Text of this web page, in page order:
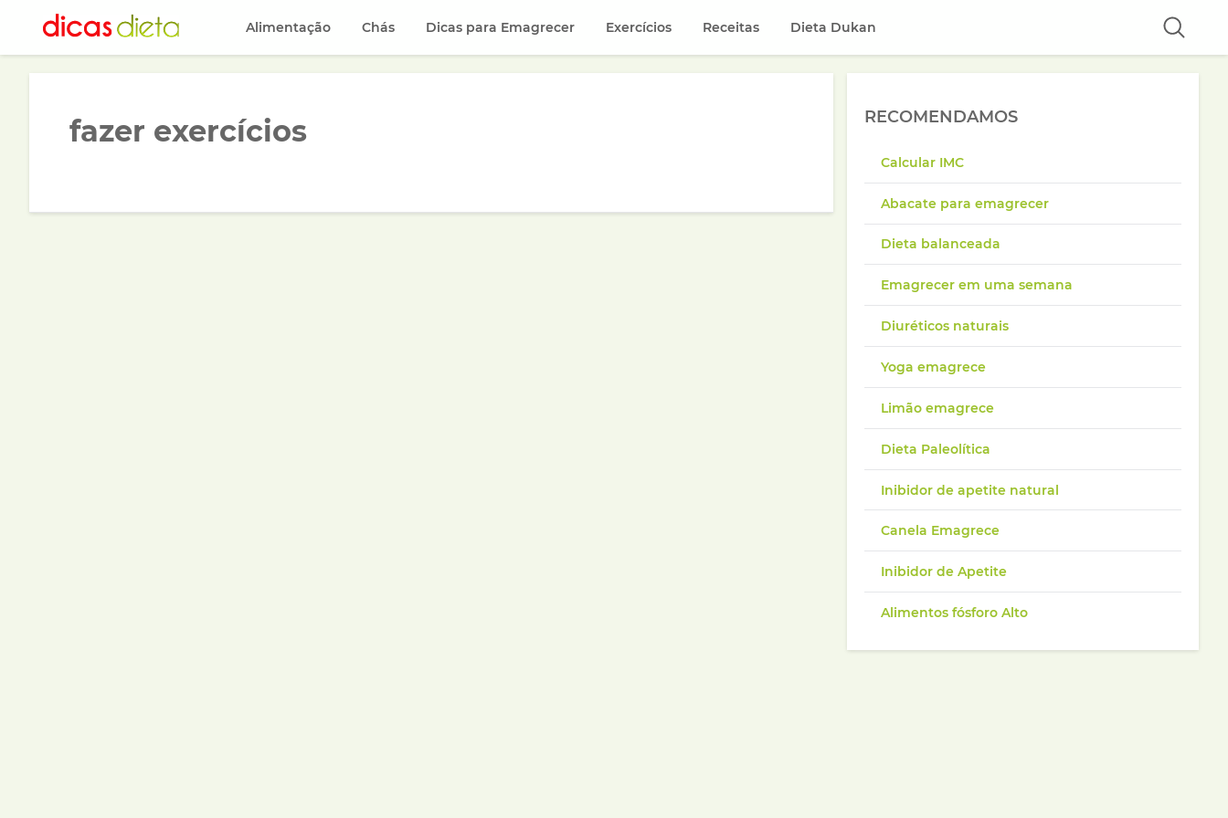
Alimentação Chás Dicas para Emagrecer Exercícios Receitas Dieta Dukan
fazer exercícios RECOMENDAMOS
Calcular IMC
Abacate para emagrecer
Dieta balanceada
Emagrecer em uma semana
Diuréticos naturais
Yoga emagrece
Limão emagrece
Dieta Paleolítica
Inibidor de apetite natural
Canela Emagrece
Inibidor de Apetite
Alimentos fósforo Alto